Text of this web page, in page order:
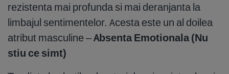
rezistenta mai profunda si mai deranjanta la
limbajul sentimentelor. Acesta este un al doilea
atribut masculine –Absenta Emotionala (Nu
stiu ce simt)